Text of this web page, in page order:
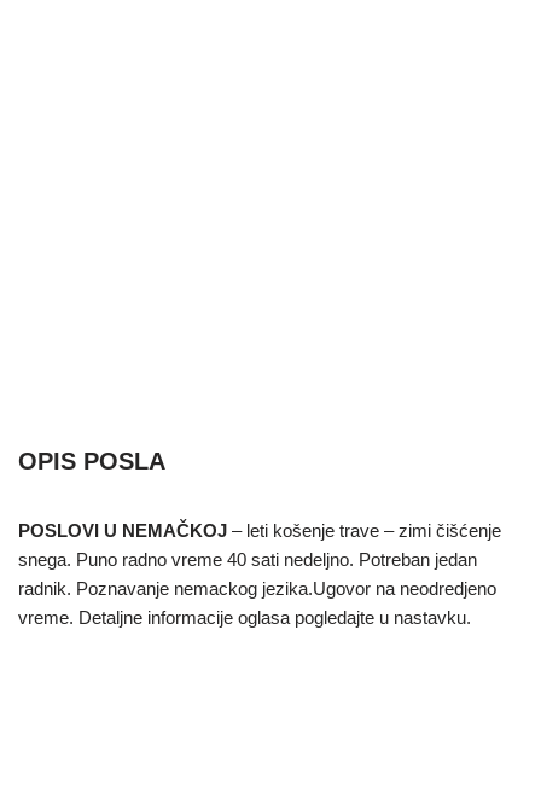
OPIS POSLA
POSLOVI U NEMAČKOJ – leti košenje trave – zimi čišćenje
snega. Puno radno vreme 40 sati nedeljno. Potreban jedan
radnik. Poznavanje nemackog jezika.Ugovor na neodredjeno
vreme. Detaljne informacije oglasa pogledajte u nastavku.